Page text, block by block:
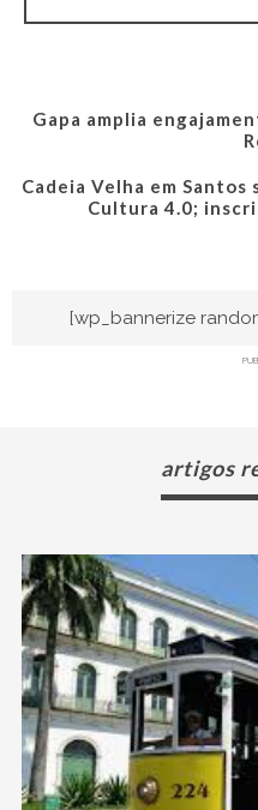
Gapa amplia
Cadeia Velha em
Cultura 4.0;
[wp_bannerize
artigos